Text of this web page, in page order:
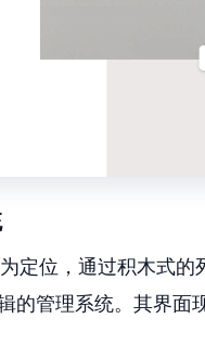
定位，通过积木式的
管理系统。其界面